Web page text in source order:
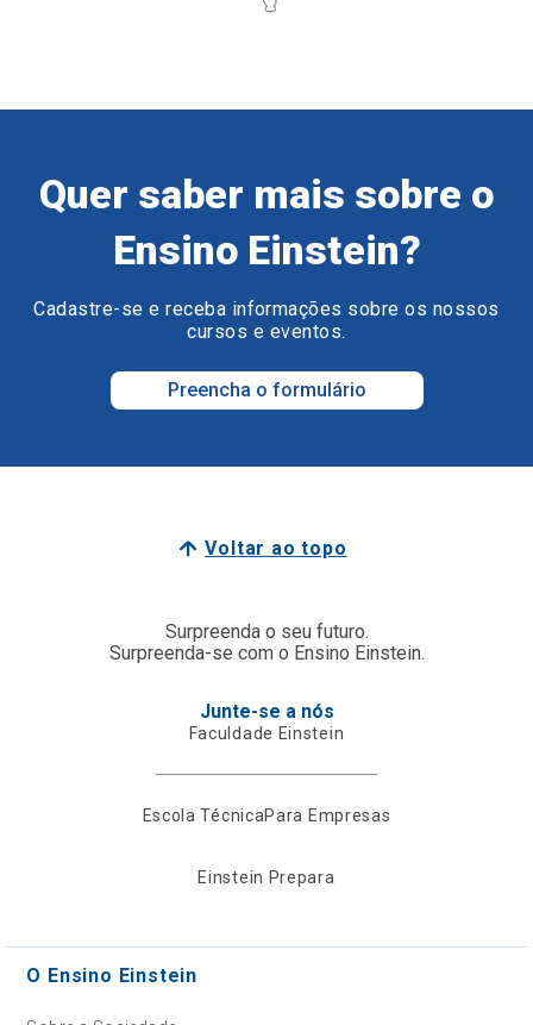
Quer saber mais sobre o
Ensino Einstein?
Cadastre-se e receba informações sobre os nossos
cursos e eventos.
Preencha o formulário
Voltar ao topo
Surpreenda o seu futuro.
Surpreenda-se com o Ensino Einstein.
Junte-se a nós
Faculdade Einstein
Escola TécnicaPara Empresas
Einstein Prepara
O Ensino Einstein